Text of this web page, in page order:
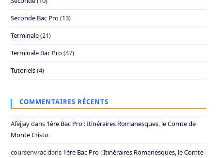
Seconde Bac Pro(13)
Terminale(21)
Terminale Bac Pro(47)
Tutoriels(4)
COMMENTAIRES RÉCENTS
Afejjaydans 1ère Bac Pro : Itinéraires Romanesques, le Comte de
Monte Cristo
coursenvracdans 1ère Bac Pro : Itinéraires Romanesques, le Comte